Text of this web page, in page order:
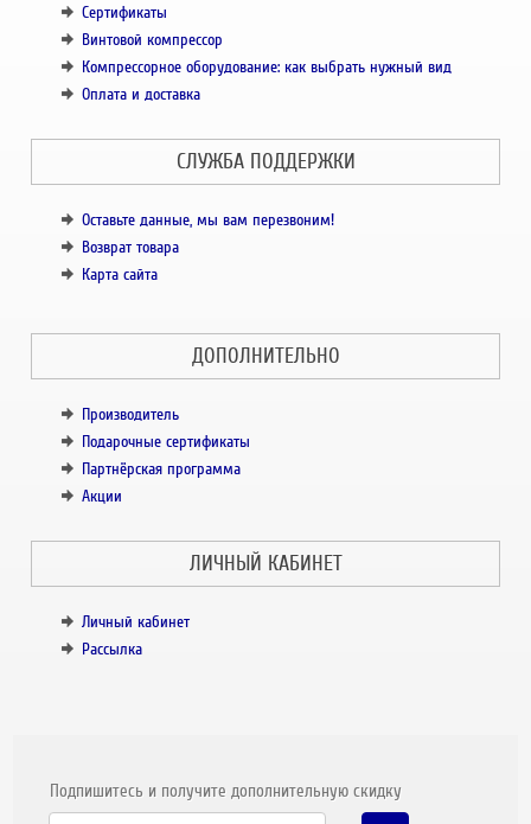
Сертификаты
Винтовой компрессор
Компрессорное оборудование: как выбрать нужный вид
Оплата и доставка
СЛУЖБА ПОДДЕРЖКИ
Оставьте данные, мы вам перезвоним!
Возврат товара
Карта сайта
ДОПОЛНИТЕЛЬНО
Производитель
Подарочные сертификаты
Партнёрская программа
Акции
ЛИЧНЫЙ КАБИНЕТ
Личный кабинет
Рассылка
Подпишитесь и получите дополнительную скидку